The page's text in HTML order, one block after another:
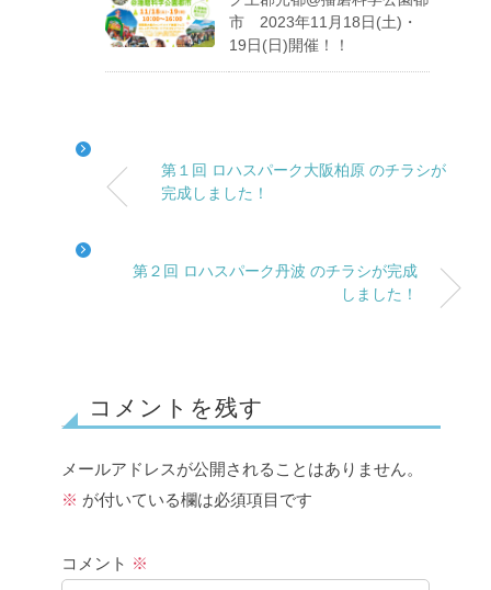
市 2023年11月18日(土)・
19日(日)開催！！
第１回 ロハスパーク大阪柏原 のチラシが
完成しました！
第２回 ロハスパーク丹波 のチラシが完成
しました！
コメントを残す
メールアドレスが公開されることはありません。
※ が付いている欄は必須項目です
コメント ※